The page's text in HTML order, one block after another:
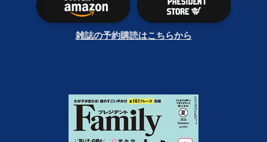
雑誌の予約購読はこちらから